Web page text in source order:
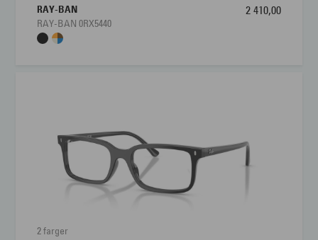
RAY-BAN
RAY-BAN 0RX5440
2 410,00
2 farger